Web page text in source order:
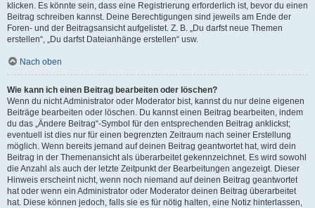
klicken. Es könnte sein, dass eine Registrierung erforderlich ist, bevor du einen
Beitrag schreiben kannst. Deine Berechtigungen sind jeweils am Ende der
Foren- und der Beitragsansicht aufgelistet. Z. B. „Du darfst neue Themen
erstellen“, „Du darfst Dateianhänge erstellen“ usw.
Nach oben
Wie kann ich einen Beitrag bearbeiten oder löschen?
Wenn du nicht Administrator oder Moderator bist, kannst du nur deine eigenen
Beiträge bearbeiten oder löschen. Du kannst einen Beitrag bearbeiten, indem
du das „Ändere Beitrag“-Symbol für den entsprechenden Beitrag anklickst;
eventuell ist dies nur für einen begrenzten Zeitraum nach seiner Erstellung
möglich. Wenn bereits jemand auf deinen Beitrag geantwortet hat, wird dein
Beitrag in der Themenansicht als überarbeitet gekennzeichnet. Es wird sowohl
die Anzahl als auch der letzte Zeitpunkt der Bearbeitungen angezeigt. Dieser
Hinweis erscheint nicht, wenn noch niemand auf deinen Beitrag geantwortet
hat oder wenn ein Administrator oder Moderator deinen Beitrag überarbeitet
hat. Diese können jedoch, falls sie es für nötig halten, eine Notiz hinterlassen,